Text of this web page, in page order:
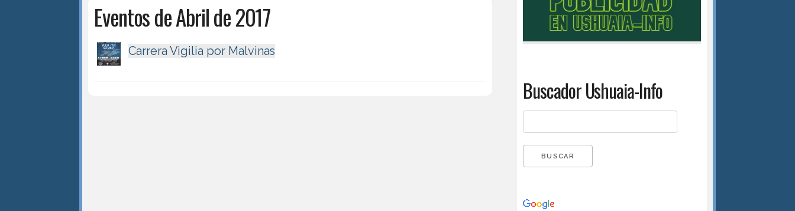
Eventos de Abril de 2017
Carrera Vigilia por Malvinas
Buscador Ushuaia-Info